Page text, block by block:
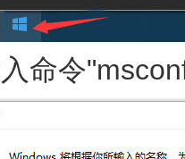
命令